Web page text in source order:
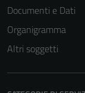
Documenti e Dati
Organigramma
Altri soggetti